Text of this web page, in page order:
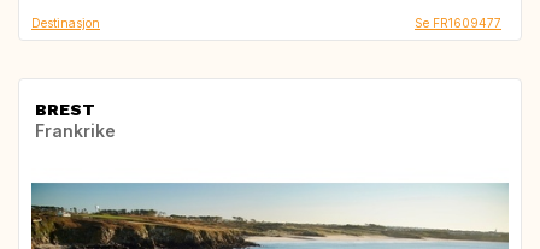
Destinasjon Se FR1609477
BREST
Frankrike